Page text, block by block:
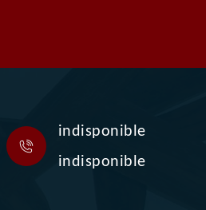
indisponible
indisponible